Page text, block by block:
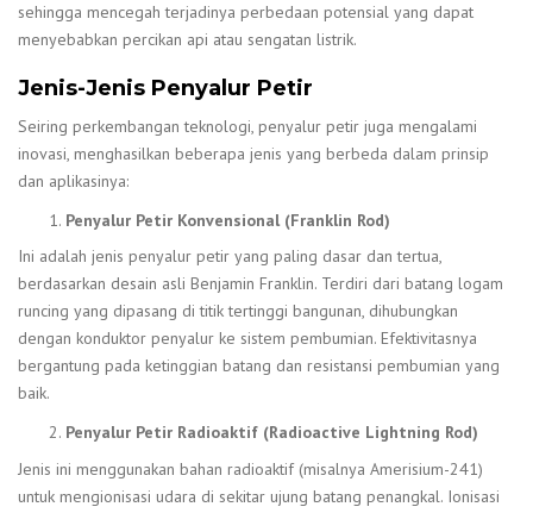
sehingga mencegah terjadinya perbedaan potensial yang dapat
menyebabkan percikan api atau sengatan listrik.
Jenis-Jenis Penyalur Petir
Seiring perkembangan teknologi, penyalur petir juga mengalami
inovasi, menghasilkan beberapa jenis yang berbeda dalam prinsip
dan aplikasinya:
Penyalur Petir Konvensional (Franklin Rod)
Ini adalah jenis penyalur petir yang paling dasar dan tertua,
berdasarkan desain asli Benjamin Franklin. Terdiri dari batang logam
runcing yang dipasang di titik tertinggi bangunan, dihubungkan
dengan konduktor penyalur ke sistem pembumian. Efektivitasnya
bergantung pada ketinggian batang dan resistansi pembumian yang
baik.
Penyalur Petir Radioaktif (Radioactive Lightning Rod)
Jenis ini menggunakan bahan radioaktif (misalnya Amerisium-241)
untuk mengionisasi udara di sekitar ujung batang penangkal. Ionisasi